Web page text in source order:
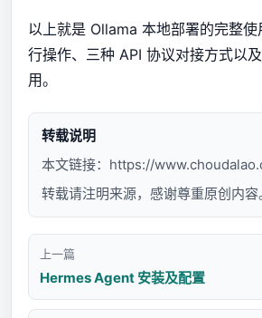
以上就是 Ollama 本地部署的完整
行操作、三种 API 协议对接方式以
用。
转载说明
本文链接： https://
转载请注明来源，感谢尊重原创内容
上一篇
Hermes Agent 安装及配置